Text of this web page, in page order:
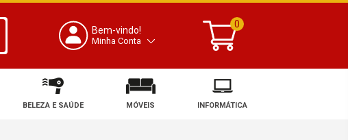
Bem-vindo!
Minha Conta
0
BELEZA E SAÚDE MÓVEIS INFORMÁTICA